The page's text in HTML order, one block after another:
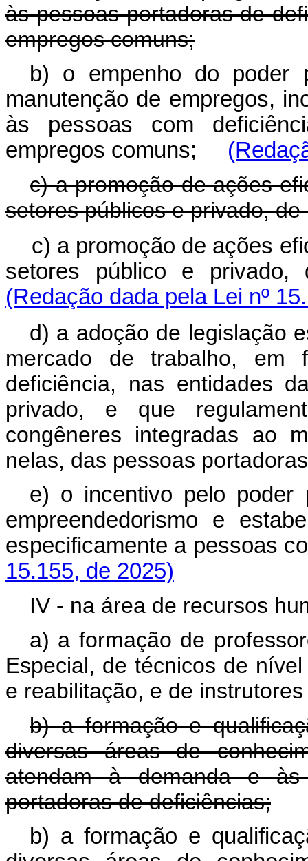
às pessoas portadoras de
empregos comuns;
b) o empenho do poder
manutenção de empregos,
às pessoas com
empregos comuns;
c) a promoção de ações
setores públicos e privado,
c) a promoção de ações
setores público e
(Redação dada pela Lei nº
d) a adoção de legislação
mercado de trabalho, em
deficiência, nas entidades
privado, e que
congêneres integradas ao
nelas, das pessoas
e) o incentivo pelo poder
empreendedorismo e
especificamente a pessoas
15.155, de 2025)
IV - na área de recursos
a) a formação de
Especial, de técnicos de
e reabilitação, e de
b) a formação e
diversas áreas de
atendam à demanda e às
portadoras de deficiências;
b) a formação e